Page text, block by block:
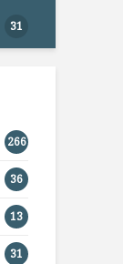
31
266
36
13
31